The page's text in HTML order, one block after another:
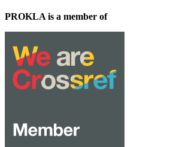
PROKLA is a member of